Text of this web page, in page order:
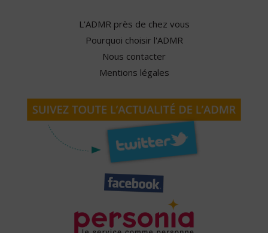
L'ADMR près de chez vous
Pourquoi choisir l'ADMR
Nous contacter
Mentions légales